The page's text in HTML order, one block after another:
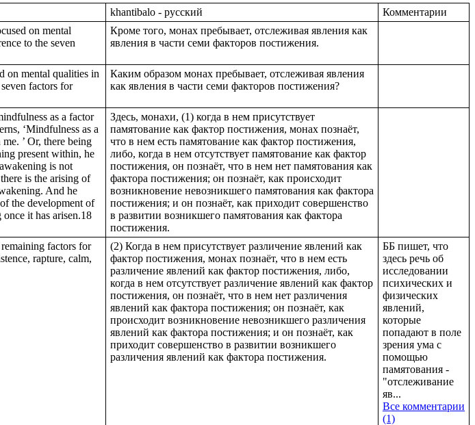
khantibalo - русский
Комментарии
on mental
to the seven
Кроме того, монах пребывает, отслеживая явления как
явления в части семи факторов постижения.
on mental qualities in
factors for
Каким образом монах пребывает, отслеживая явления
как явления в части семи факторов постижения?
as a factor
‘Mindfulness as a
’ Or, there being
present within, he
is not
is the arising of
And he
the development of
it has arisen.18
Здесь, монахи, (1) когда в нем присутствует
памятование как фактор постижения, монах познаёт,
что в нем есть памятование как фактор постижения,
либо, когда в нем отсутствует памятование как фактор
постижения, он познаёт, что в нем нет памятования как
фактора постижения; он познаёт, как происходит
возникновение невозникшего памятования как фактора
постижения; и он познаёт, как приходит совершенство
в развитии возникшего памятования как фактора
постижения.
factors for
rapture, calm,
(2) Когда в нем присутствует различение явлений как
фактор постижения, монах познаёт, что в нем есть
различение явлений как фактор постижения, либо,
когда в нем отсутствует различение явлений как фактор
постижения, он познаёт, что в нем нет различения
явлений как фактора постижения; он познаёт, как
происходит возникновение невозникшего различения
явлений как фактора постижения; и он познаёт, как
приходит совершенство в развитии возникшего
различения явлений как фактора постижения.
ББ пишет, что
здесь речь об
исследовании
психических и
физических
явлений,
которые
попадают в поле
зрения ума с
помощью
памятования -
"отслеживание
яв...
Все комментарии
(1)